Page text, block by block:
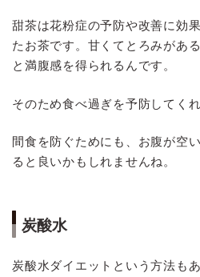
甜茶は花粉症の予防や改善に効
たお茶です。甘くてとろみがあ
と満腹感を得られるんです。
そのため食べ過ぎを予防してく
間食を防ぐためにも、お腹が空
ると良いかもしれませんね。
炭酸水
炭酸水ダイエットという方法も